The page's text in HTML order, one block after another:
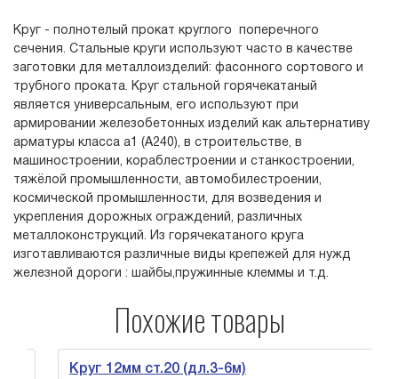
Круг - полнотелый прокат круглого поперечного
сечения. Стальные круги используют часто в качестве
заготовки для металлоизделий: фасонного сортового и
трубного проката. Круг стальной горячекатаный
является универсальным, его используют при
армировании железобетонных изделий как альтернативу
арматуры класса а1 (А240), в строительстве, в
машиностроении, кораблестроении и станкостроении,
тяжёлой промышленности, автомобилестроении,
космической промышленности, для возведения и
укрепления дорожных ограждений, различных
металлоконструкций. Из горячекатаного круга
изготавливаются различные виды крепежей для нужд
железной дороги : шайбы,пружинные клеммы и т.д.
Похожие товары
Круг 12мм ст.20 (дл.3-6м)